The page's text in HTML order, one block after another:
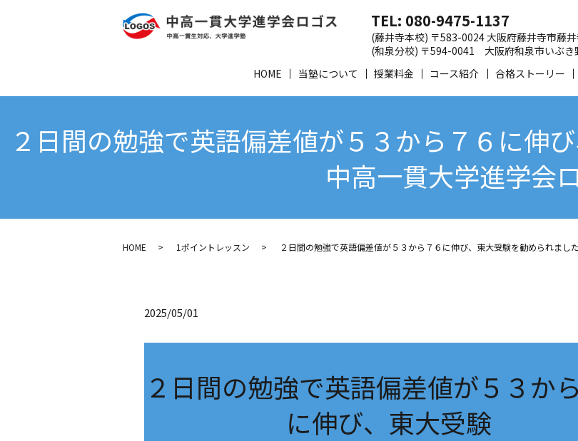
HOME 当塾について 授業料金 コース紹介 合格ストーリー
TEL: 080-9475-1137
(藤井寺本校) 〒583-0024 大阪府藤井寺市藤
(和泉分校) 〒594-0041 大阪府和泉市いぶ
２日間の勉強で英語偏差値が５３から７６に伸
中高一貫大学進学会
HOME 1ポイントレッスン ２日間の勉強で英語偏差値が５３から７６に伸び、東大受験を勧められまし
2025/05/01
２日間の勉強で英語偏差値が５３か
に伸び、東大受験